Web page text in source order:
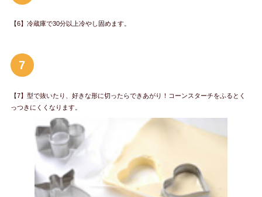
【6】冷蔵庫で30分以上冷やし固めます。
7
【7】型で抜いたり、好きな形に切ったらできあがり！コーンスターチをふるとく
っつきにくくなります。